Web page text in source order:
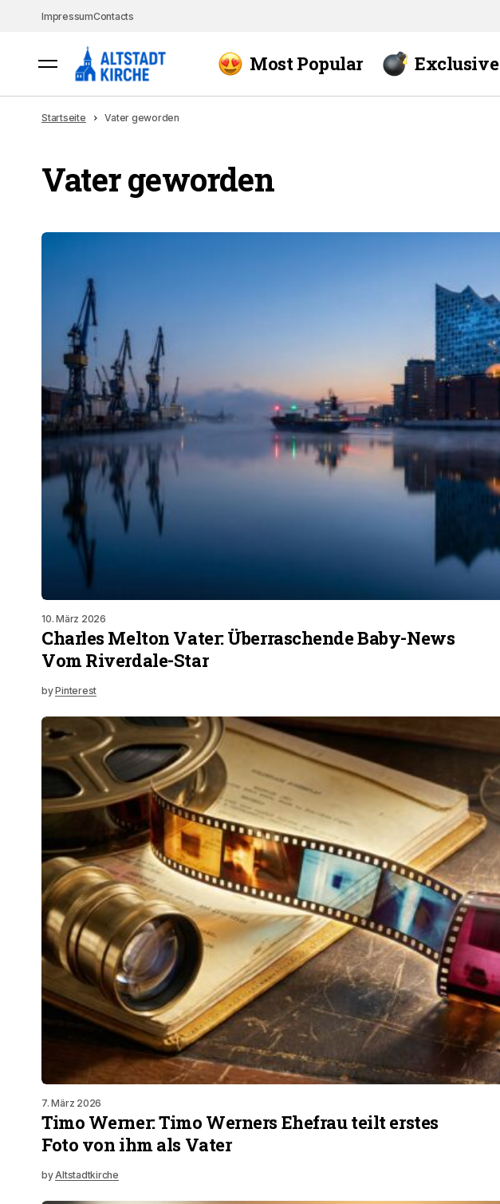
ImpressumContacts
Most Popular Exclusive
Startseite Vater geworden
Vater geworden
10. März 2026
Charles Melton Vater: Überraschende Baby-News
Vom Riverdale-Star
byPinterest
7. März 2026
Timo Werner: Timo Werners Ehefrau teilt erstes
Foto von ihm als Vater
byAltstadtkirche